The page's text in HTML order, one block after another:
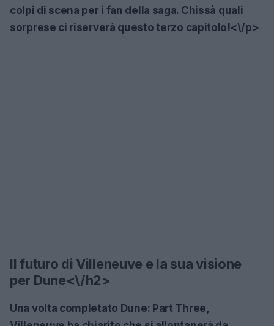
colpi di scena per i fan della saga. Chissà quali
sorprese ci riserverà questo terzo capitolo!<\/p>
Il futuro di Villeneuve e la sua visione
per Dune<\/h2>
Una volta completato Dune: Part Three